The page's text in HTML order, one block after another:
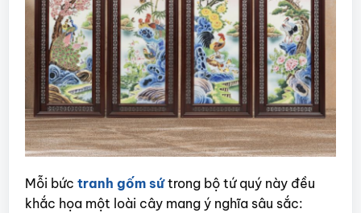
Mỗi bức tranh gốm sứtrong bộ tứ quý này đều
khắc họa một loài cây mang ý nghĩa sâu sắc: